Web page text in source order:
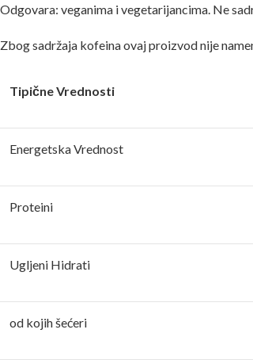
Odgovara: veganima i vegetarijancima. Ne
Zbog sadržaja kofeina ovaj proizvod nije
Tipične Vrednosti
Energetska Vrednost
Proteini
Ugljeni Hidrati
od kojih šećeri